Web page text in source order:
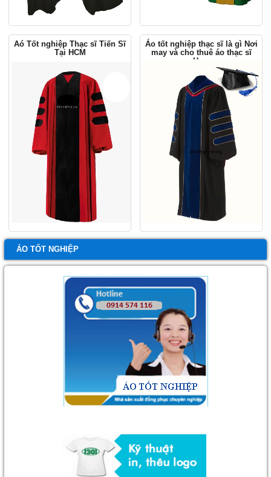
ÁO TỐT NGHIỆP
Aó Tốt nghiệp Thạc sĩ Tiến Sĩ
Tại HCM
Áo tốt nghiệp thạc sĩ là gì Nơi
may và cho thuê áo thạc sĩ
Hcm